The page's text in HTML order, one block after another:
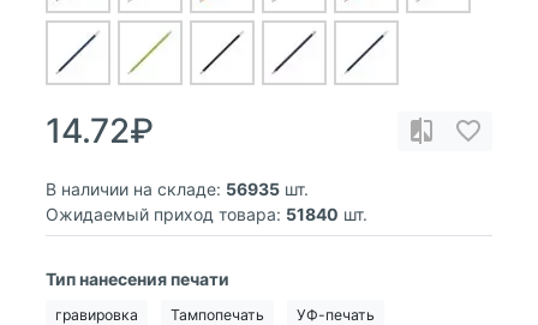
14.72₽
В наличии на складе: 56935 шт.
Ожидаемый приход товара: 51840 шт.
Тип нанесения печати
гравировка Тампопечать УФ-печать